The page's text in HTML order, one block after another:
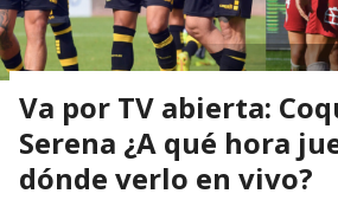
Va por TV abierta:
Serena ¿A qué hora
dónde verlo en vivo?